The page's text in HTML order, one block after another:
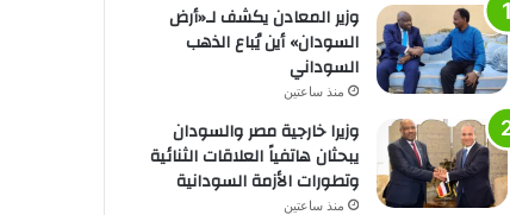
وزير المعادن يكشف لـ«أرض
السودان» أين يُباع الذهب
السوداني
منذ ساعتين
وزيرا خارجية مصر والسودان
يبحثان هاتفياً العلاقات الثنائية
وتطورات الأزمة السودانية
منذ ساعتين